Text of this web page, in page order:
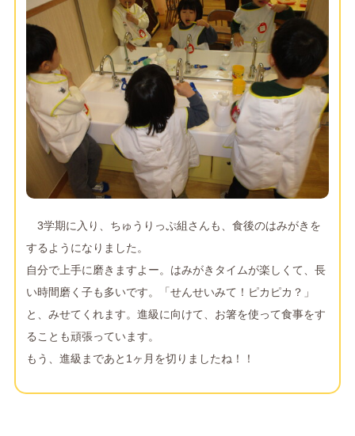
3学期に入り、ちゅうりっぷ組さんも、食後のはみがきを
するようになりました。
自分で上手に磨きますよー。はみがきタイムが楽しくて、長
い時間磨く子も多いです。「せんせいみて！ピカピカ？」
と、みせてくれます。進級に向けて、お箸を使って食事をす
ることも頑張っています。
もう、進級まであと1ヶ月を切りましたね！！